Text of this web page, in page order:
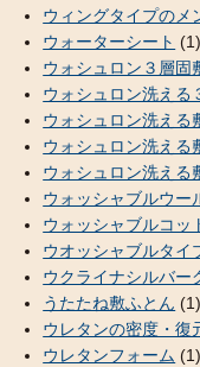
ウィングタイプのメ
ウォーターシート (1)
ウォシュロン３層固
ウォシュロン洗える
ウォシュロン洗える
ウォシュロン洗え
ウォシュロン洗え
ウォッシャブルウー
ウォッシャブルコッ
ウオッシャブルタイ
ウクライナシルバー
うたたね敷ふとん (1)
ウレタンの密度・復
ウレタンフォーム (1)